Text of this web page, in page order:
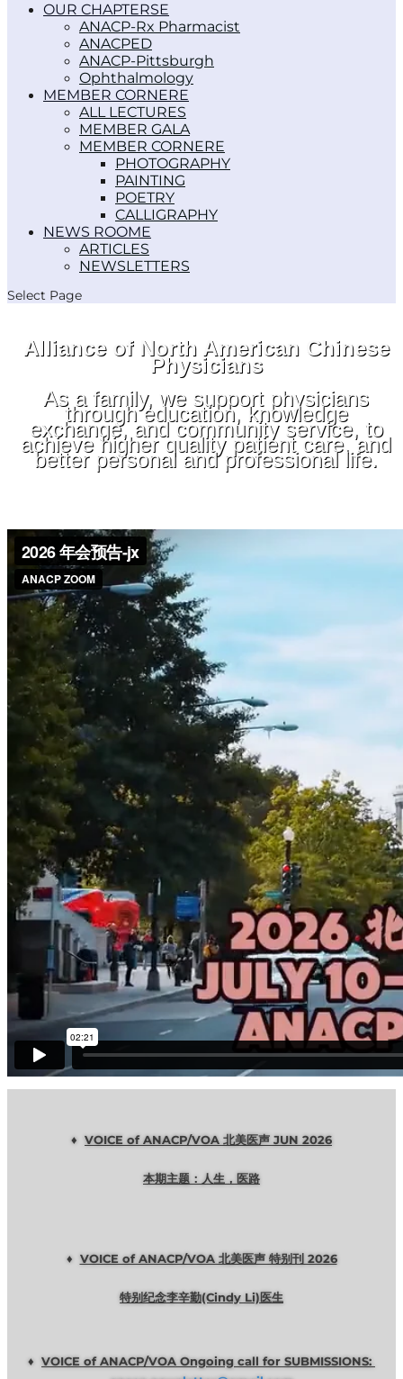
OUR CHAPTERS
ANACP-Rx Pharmacist
ANACPED
ANACP-Pittsburgh
Ophthalmology
MEMBER CORNER
ALL LECTURES
MEMBER GALA
MEMBER CORNER
PHOTOGRAPHY
PAINTING
POETRY
CALLIGRAPHY
NEWS ROOM
ARTICLES
NEWSLETTERS
Select Page
Alliance of North American Chinese
Physicians
As a family, we support physicians
through education, knowledge
exchange, and community service, to
achieve higher quality patient care, and
better personal and professional life.
♦ VOICE of ANACP/VOA 北美医声 JUN 2026
本期主题：人生，医路
♦ VOICE of ANACP/VOA 北美医声 特别刊 2026
特别纪念李辛勤(Cindy Li)医生
♦ VOICE of ANACP/VOA Ongoing call for SUBMISSIONS: